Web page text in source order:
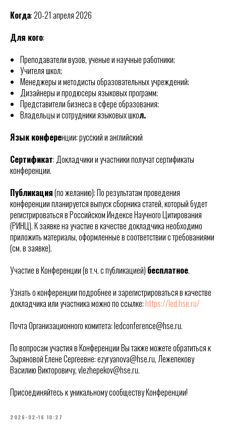
Когда: 20-21 апреля 2026
Для кого:
Преподаватели вузов, ученые и научные работники;
Учителя школ;
Менеджеры и методисты образовательных учреждений;
Дизайнеры и продюсеры языковых программ;
Представители бизнеса в сфере образования;
Владельцы и сотрудники языковых школ.
Язык конференции: русский и английский
Сертификат: Докладчики и участники получат сертификаты
конференции.
Публикация(по желанию): По результатам проведения
конференции планируется выпуск сборника статей, который будет
регистрироваться в Российском Индексе Научного Цитирования
(РИНЦ). К заявке на участие в качестве докладчика необходимо
приложить материалы, оформленные в соответствии с требованиями
(см. в заявке).
Участие в Конференции (в т.ч. с публикацией) бесплатное.
Узнать о конференции подробнее и зарегистрироваться в качестве
докладчика или участника можно по ссылке:https://led.hse.ru/
Почта Организационного комитета: ledconference@hse.ru.
По вопросам участия в Конференции Вы также можете обратиться к
Зыряновой Елене Сергеевне: ezyryanova@hse.ru, Лежепекову
Василию Викторовичу, vlezhepekov@hse.ru.
Присоединяйтесь к уникальному сообществу Конференции!
2026-02-16 10:27